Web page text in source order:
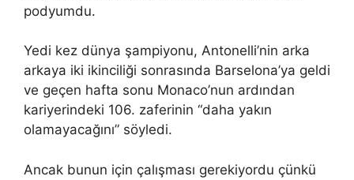
podyumdu.
Yedi kez dünya şampiyonu, Antonelli’nin arka
arkaya iki ikinciliği sonrasında Barselona’ya geldi
ve geçen hafta sonu Monaco’nun ardından
kariyerindeki 106. zaferinin “daha yakın
olamayacağını” söyledi.
Ancak bunun için çalışması gerekiyordu çünkü